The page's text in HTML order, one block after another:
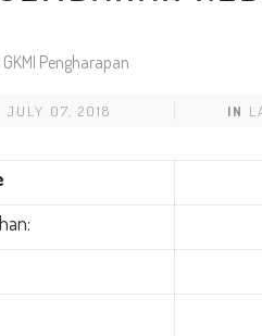
GKMI Pengharapan
JULY 07, 2018 IN